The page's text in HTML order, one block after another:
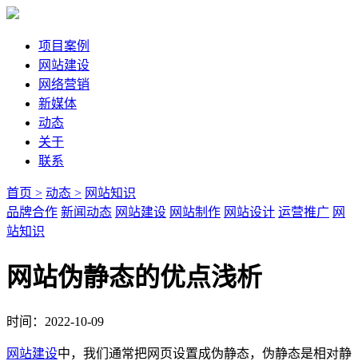
项目案例
网站建设
网络营销
新媒体
动态
关于
联系
首页 > 动态 > 网站知识
品牌合作 新闻动态 网站建设 网站制作 网站设计 运营推广 网
站知识
网站伪静态的优点浅析
时间：2022-10-09
网站建设中，我们通常把网页设置成伪静态，伪静态是相对静